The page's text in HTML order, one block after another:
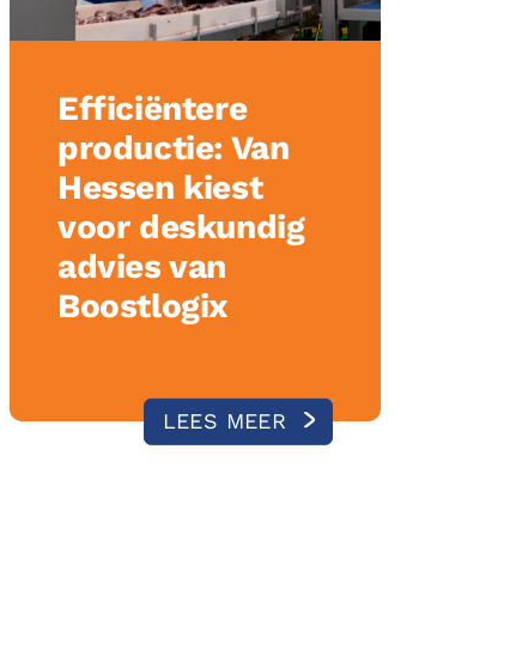
Efficiëntere
productie: Van
Hessen kiest
voor deskundig
advies van
Boostlogix
LEES MEER